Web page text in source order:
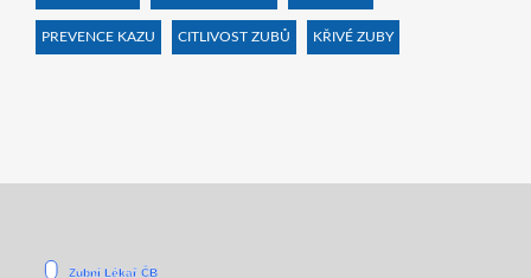
PREVENCE KAZU CITLIVOST ZUBŮ KŘIVÉ ZUBY